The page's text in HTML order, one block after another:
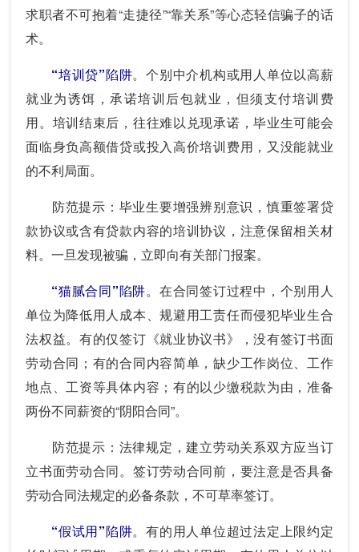
求职者不可抱着“走捷径”“靠关系”等心态轻信骗子的话
术。
“培训贷”陷阱。个别中介机构或用人单位以高薪
就业为诱饵，承诺培训后包就业，但须支付培训费
用。培训结束后，往往难以兑现承诺，毕业生可能会
面临身负高额借贷或投入高价培训费用，又没能就业
的不利局面。
防范提示：毕业生要增强辨别意识，慎重签署贷
款协议或含有贷款内容的培训协议，注意保留相关材
料。一旦发现被骗，立即向有关部门报案。
“猫腻合同”陷阱。在合同签订过程中，个别用人
单位为降低用人成本、规避用工责任而侵犯毕业生合
法权益。有的仅签订《就业协议书》，没有签订书面
劳动合同；有的合同内容简单，缺少工作岗位、工作
地点、工资等具体内容；有的以少缴税款为由，准备
两份不同薪资的“阴阳合同”。
防范提示：法律规定，建立劳动关系双方应当订
立书面劳动合同。签订劳动合同前，要注意是否具备
劳动合同法规定的必备条款，不可草率签订。
“假试用”陷阱。有的用人单位超过法定上限约定